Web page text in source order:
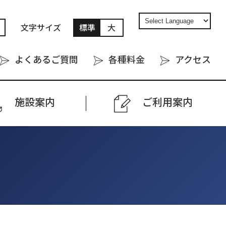
文字サイズ 標準 大
よくあるご質問 各種料金 アクセス
施設案内 ご利⽤案内